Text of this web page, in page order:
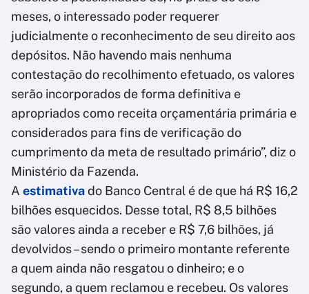
meses, o interessado poder requerer
judicialmente o reconhecimento de seu direito aos
depósitos. Não havendo mais nenhuma
contestação do recolhimento efetuado, os valores
serão incorporados de forma definitiva e
apropriados como receita orçamentária primária e
considerados para fins de verificação do
cumprimento da meta de resultado primário”, diz o
Ministério da Fazenda.
A estimativado Banco Central é de que há R$ 16,2
bilhões esquecidos. Desse total, R$ 8,5 bilhões
são valores ainda a receber e R$ 7,6 bilhões, já
devolvidos – sendo o primeiro montante referente
a quem ainda não resgatou o dinheiro; e o
segundo, a quem reclamou e recebeu. Os valores